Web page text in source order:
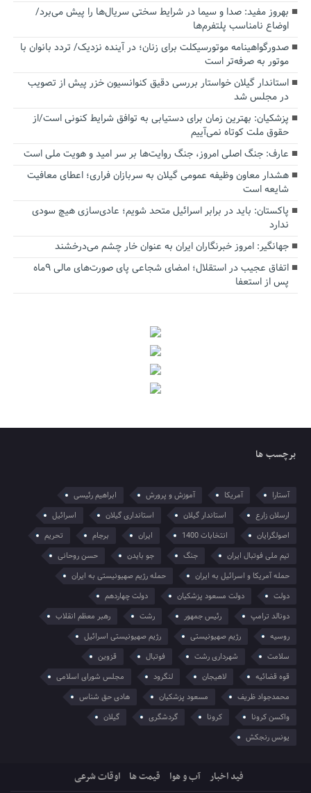
بهروز مفید: صدا و سیما در شرایط سختی سریال‌ها را پیش می‌برد/
اوضاع نامناسب پلتفرم‌ها
صدورگواهینامه موتورسیکلت برای زنان؛ در آینده نزدیک/ تردد بانوان با
موتور به‌ صرفه‌تر است
استاندار گیلان خواستار بررسی دقیق کنوانسیون خزر پیش از تصویب
در مجلس شد
پزشکیان‌: بهترین زمان برای دستیابی به توافق شرایط کنونی است/از
حقوق ملت کوتاه نمی‌آییم
عارف: جنگ اصلی امروز، جنگ روایت‌ها بر سر امید و هویت ملی است
هشدار معاون وظیفه عمومی گیلان به سربازان فراری؛ اعطای معافیت
شایعه است
پاکستان: باید در برابر اسرائیل متحد شویم؛ عادی‌سازی هیچ سودی
ندارد
جهانگیر: امروز خبرنگاران ایران به عنوان خار چشم می‌درخشند
اتفاق عجیب در استقلال؛ امضای شجاعی پای صورت‌های مالی ٩ماه
پس از استعفا
برچسب ها
آستارا آمریکا آموزش و پرورش
ابراهیم رئیسی
ارسلان زارع
استاندار گیلان استانداری گیلان
اسرائیل
اصولگرایان
انتخابات 1400 ایران برجام
تحریم
تیم ملی فوتبال ایران
جنگ جو بایدن
حسن روحانی
حمله آمریکا و اسرائیل به ایران
حمله رژیم صهیونیستی به ایران
دولت
دولت مسعود پزشکیان
دولت چهاردهم
دونالد ترامپ
رئیس جمهور رشت
رهبر معظم انقلاب
روسیه
رژیم صهیونیستی
رژیم صهیونیستی اسرائیل
سلامت
شهرداری رشت فوتبال
قزوین
قوه قضائیه
لاهیجان لنگرود
مجلس شورای اسلامی
محمدجواد ظریف
مسعود پزشکیان
هادی حق شناس
واکسن کرونا
کرونا گردشگری
گیلان
یونس رنجکش
فید اخبار آب و هوا قیمت ها اوقات شرعی